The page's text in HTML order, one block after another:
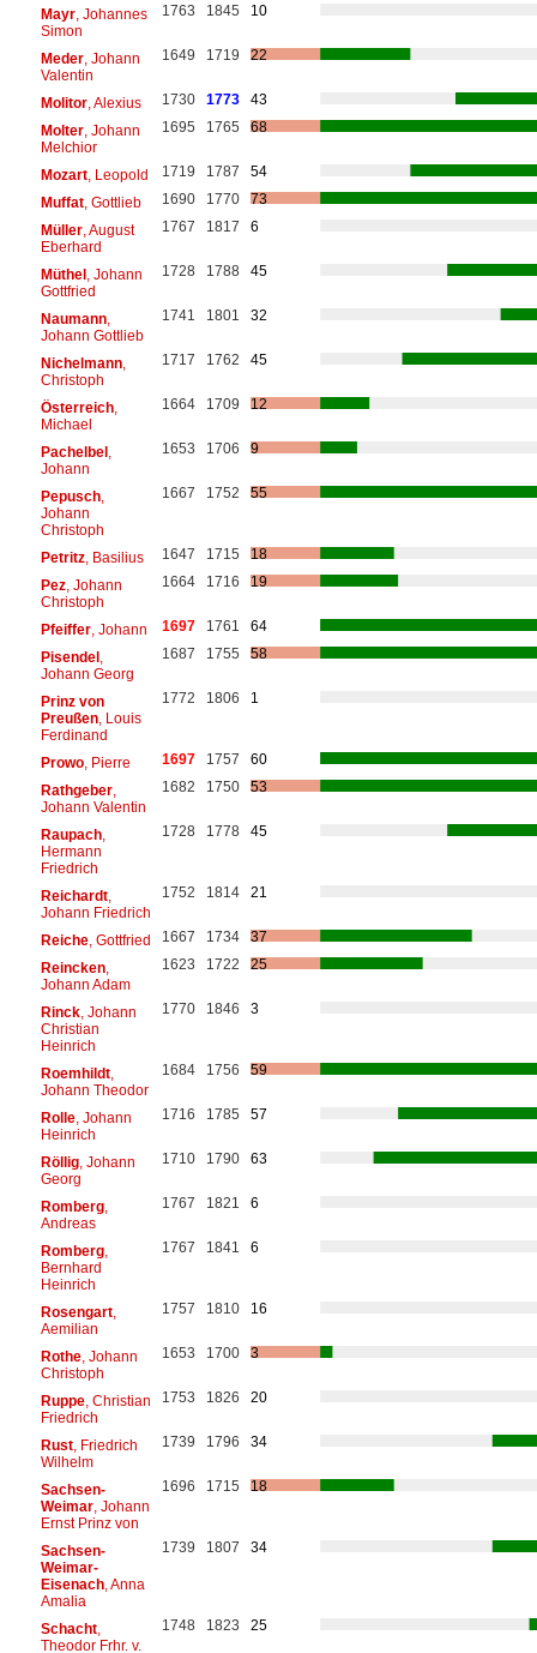
Mayr, Johannes
Simon
1763 1845 10
Meder, Johann
Valentin
1649 1719 22
Molitor, Alexius 1730 1773
43
Molter, Johann
Melchior
1695 1765 68
Mozart, Leopold 1719 1787
54
Muffat, Gottlieb 1690 1770
73
Müller, August
Eberhard
1767 1817 6
Müthel, Johann
Gottfried
1728 1788 45
Naumann,
Johann Gottlieb
1741 1801 32
Nichelmann,
Christoph
1717 1762 45
Österreich,
Michael
1664 1709 12
Pachelbel,
Johann
1653 1706 9
Pepusch,
Johann
Christoph
1667 1752 55
Petritz, Basilius 1647 1715
18
Pez, Johann
Christoph
1664 1716 19
Pfeiffer, Johann 1697 1761
64
Pisendel,
Johann Georg
1687 1755 58
Prinz von
Preußen, Louis
Ferdinand
1772 1806 1
Prowo, Pierre 1697 1757
60
Rathgeber,
Johann Valentin
1682 1750 53
Raupach,
Hermann
Friedrich
1728 1778 45
Reichardt,
Johann Friedrich
1752 1814 21
Reiche, Gottfried 1667 1734
37
Reincken,
Johann Adam
1623 1722 25
Rinck, Johann
Christian
Heinrich
1770 1846 3
Roemhildt,
Johann Theodor
1684 1756 59
Rolle, Johann
Heinrich
1716 1785 57
Röllig, Johann
Georg
1710 1790 63
Romberg,
Andreas
1767 1821 6
Romberg,
Bernhard
Heinrich
1767 1841 6
Rosengart,
Aemilian
1757 1810 16
Rothe, Johann
Christoph
1653 1700 3
Ruppe, Christian
Friedrich
1753 1826 20
Rust, Friedrich
Wilhelm
1739 1796 34
Sachsen-
Weimar, Johann
Ernst Prinz von
1696 1715 18
Sachsen-
Weimar-
Eisenach, Anna
Amalia
1739 1807 34
Schacht,
Theodor Frhr. v.
1748 1823 25